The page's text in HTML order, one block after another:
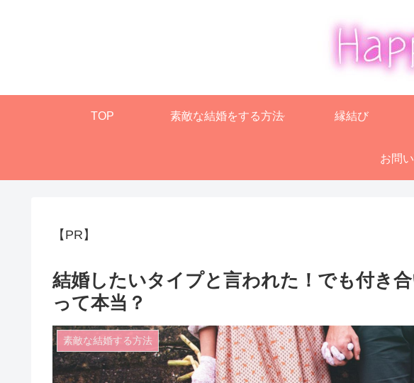
TOP 素敵な結婚をする方法 縁結び
お問
【PR】
結婚したいタイプと言われた！でも付き
って本当？
素敵な結婚する方法